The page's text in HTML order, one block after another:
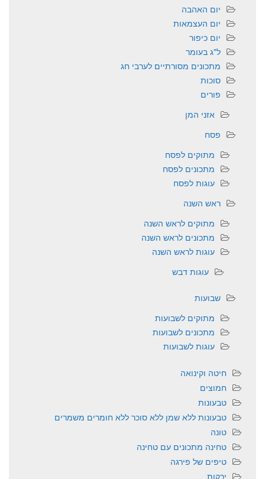
יום האהבה
יום העצמאות
יום כיפור
ל"ג בעומר
מתכונים מסורתיים לערבי חג
סוכות
פורים
אזני המן
פסח
מתוקים לפסח
מתכונים לפסח
עוגות לפסח
ראש השנה
מתוקים לראש השנה
מתכונים לראש השנה
עוגות לראש השנה
עוגות דבש
שבועות
מתוקים לשבועות
מתכונים לשבועות
עוגות לשבועות
חיטה וקינואה
חמוצים
טבעונות
טבעונות ללא שמן ללא סוכר ללא חומרים משמרים
טונה
טחינה מתכונים עם טחינה
טיפים של פירגה
ירקות